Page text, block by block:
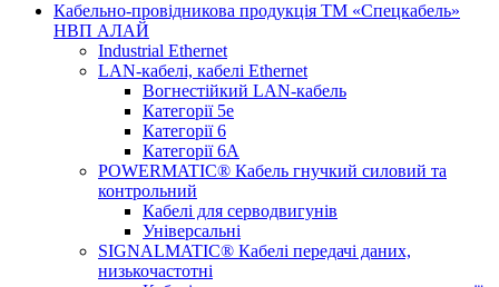
Кабельно-провідникова продукція ТМ «Спецкабель»
НВП АЛАЙ
Industrial Ethernet
LAN-кабелі, кабелі Ethernet
Вогнестійкий LAN-кабель
Категорії 5е
Категорії 6
Категорії 6А
POWERMATIC® Кабель гнучкий силовий та
контрольний
Кабелі для серводвигунів
Універсальні
SIGNALMATIC® Кабелі передачі даних,
низькочастотні